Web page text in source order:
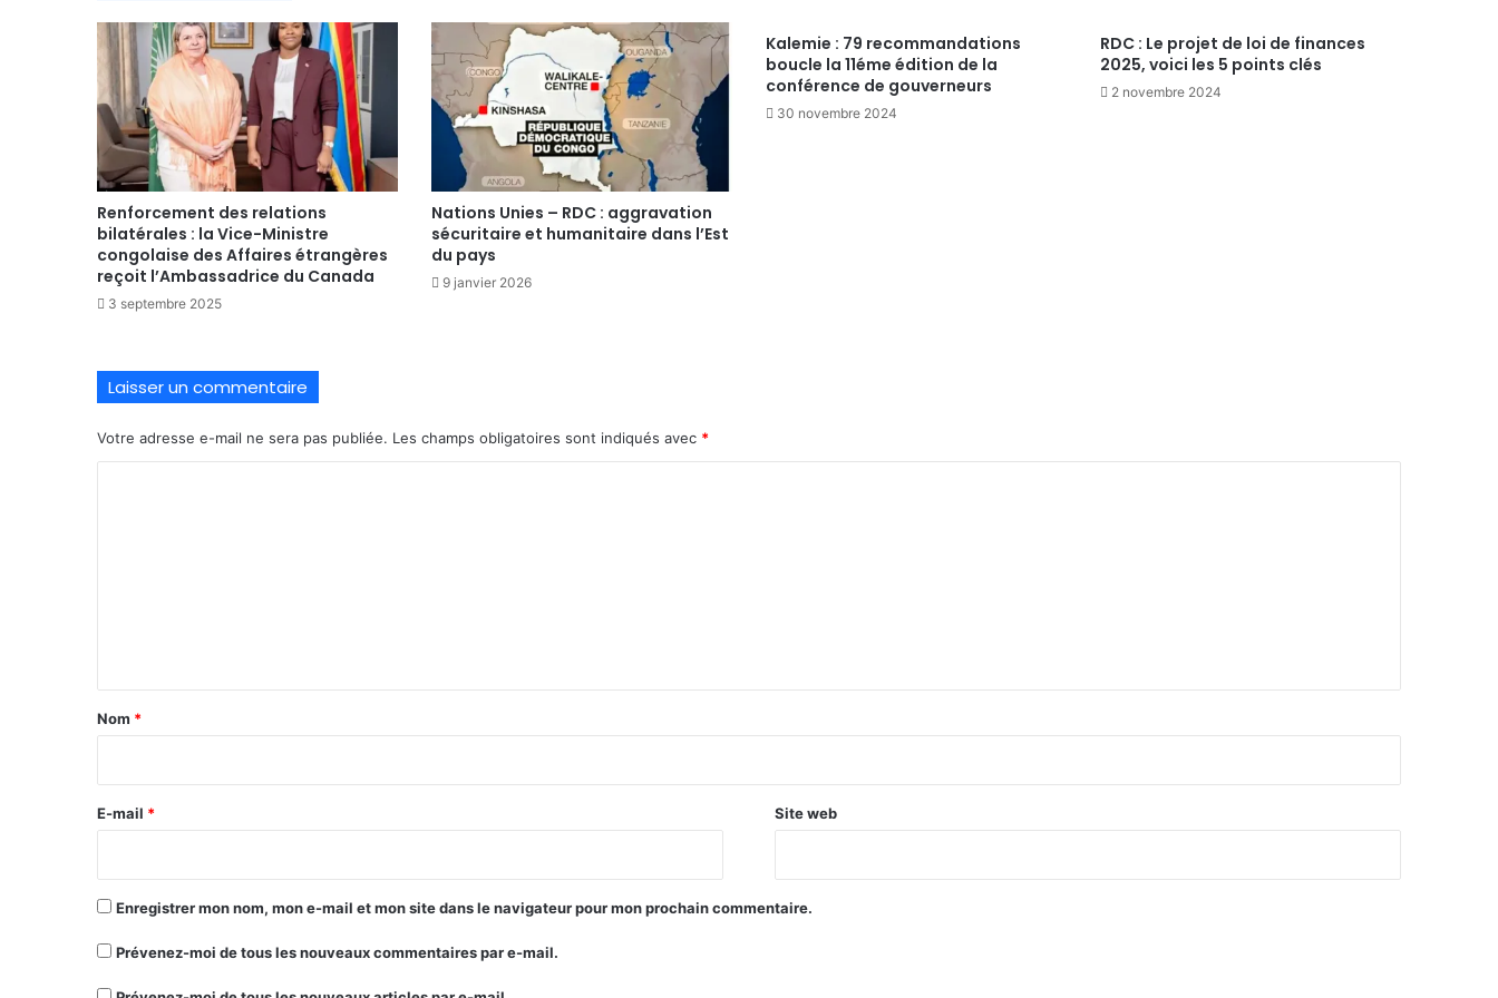
Renforcement des relations
bilatérales : la Vice-Ministre
congolaise des Affaires étrangères
reçoit l’Ambassadrice du Canada
3 septembre 2025
Nations Unies – RDC : aggravation
sécuritaire et humanitaire dans l’Est
du pays
9 janvier 2026
Kalemie : 79 recommandations
boucle la 11éme édition de la
conférence de gouverneurs
30 novembre 2024
RDC : Le projet de loi de finances
2025, voici les 5 points clés
2 novembre 2024
Laisser un commentaire
Votre adresse e-mail ne sera pas publiée. Les champs obligatoires sont indiqués avec *
a
e
Nom *
E-mail * Site web
Enregistrer mon nom, mon e-mail et mon site dans le navigateur pour mon prochain commentaire.
Prévenez-moi de tous les nouveaux commentaires par e-mail.